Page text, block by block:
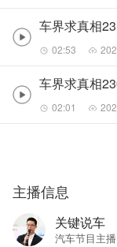
02:53
车界求真相
02:01
主播信息
关键说车
汽车节目主播